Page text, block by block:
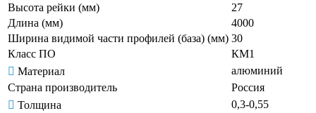
Высота рейки (мм)
27
Длина (мм)
4000
Ширина видимой части профилей (база) (мм) 30
Класс ПО
КМ1
Материал
алюминий
Страна производитель
Россия
Толщина
0,3-0,55